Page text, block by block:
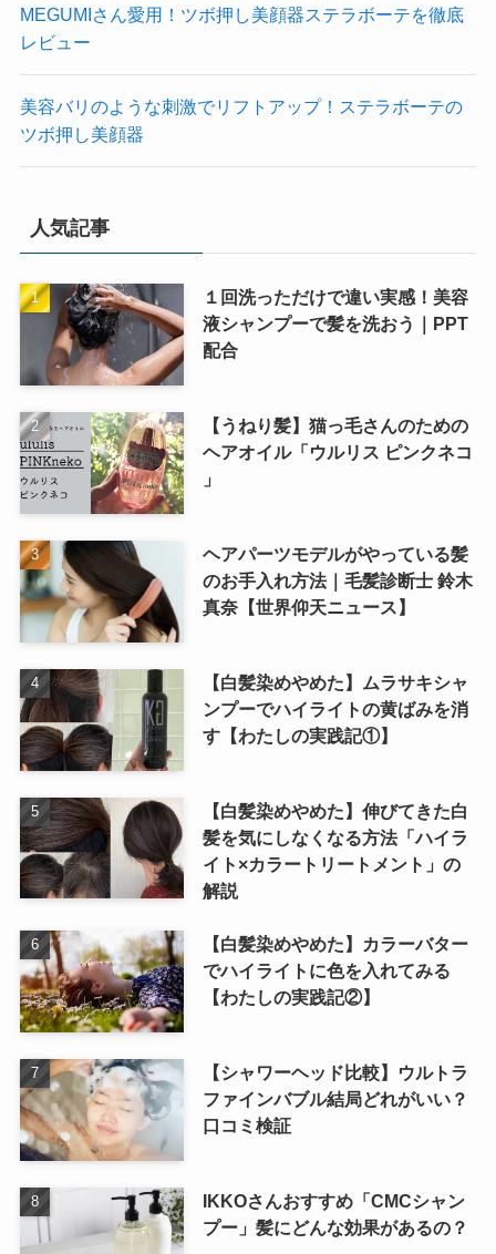
MEGUMIさん愛用！ツボ押し美顔器ステラボーテを徹底
レビュー
美容バリのような刺激でリフトアップ！ステラボーテの
ツボ押し美顔器
人気記事
１回洗っただけで違い実感！美容
液シャンプーで髪を洗おう｜PPT
配合
【うねり髪】猫っ毛さんのための
ヘアオイル「ウルリス ピンクネコ
」
ヘアパーツモデルがやっている髪
のお手入れ方法｜毛髪診断士 鈴木
真奈【世界仰天ニュース】
【白髪染めやめた】ムラサキシャ
ンプーでハイライトの黄ばみを消
す【わたしの実践記①】
【白髪染めやめた】伸びてきた白
髪を気にしなくなる方法「ハイラ
イト×カラートリートメント」の
解説
【白髪染めやめた】カラーバター
でハイライトに色を入れてみる
【わたしの実践記②】
【シャワーヘッド比較】ウルトラ
ファインバブル結局どれがいい？
口コミ検証
IKKOさんおすすめ「CMCシャン
プー」髪にどんな効果があるの？